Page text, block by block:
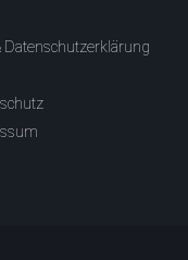
Datenschutzerklärung